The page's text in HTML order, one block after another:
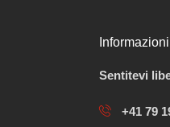
Sentitevi
+41 79